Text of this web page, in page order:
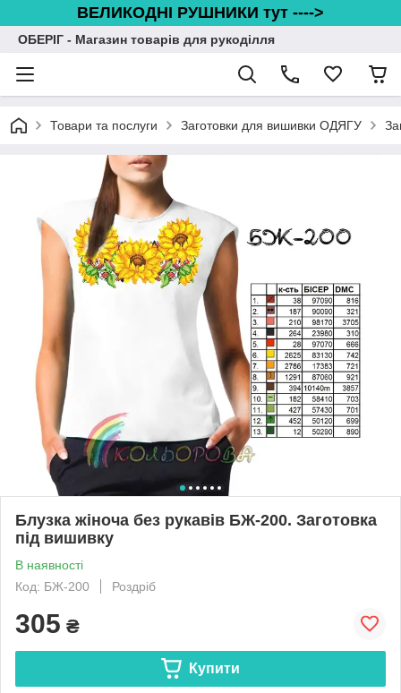
ВЕЛИКОДНІ РУШНИКИ тут ---->
ОБЕРІГ - Магазин товарів для рукоділля
Товари та послуги Заготовки для вишивки ОДЯГУ
Блузка жіноча без рукавів БЖ-200. Заготовка
під вишивку
В наявності
Код: БЖ-200
Роздріб
305 ₴
Купити